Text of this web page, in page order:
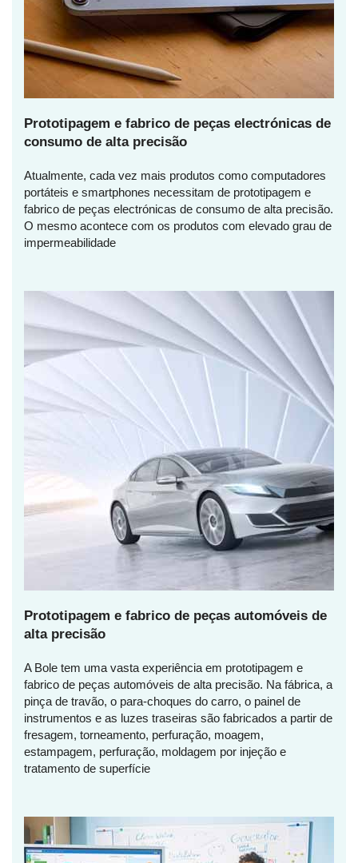
Prototipagem e fabrico de peças electrónicas de
consumo de alta precisão
Atualmente, cada vez mais produtos como computadores
portáteis e smartphones necessitam de prototipagem e
fabrico de peças electrónicas de consumo de alta precisão.
O mesmo acontece com os produtos com elevado grau de
impermeabilidade
Prototipagem e fabrico de peças automóveis de
alta precisão
A Bole tem uma vasta experiência em prototipagem e
fabrico de peças automóveis de alta precisão. Na fábrica, a
pinça de travão, o para-choques do carro, o painel de
instrumentos e as luzes traseiras são fabricados a partir de
fresagem, torneamento, perfuração, moagem,
estampagem, perfuração, moldagem por injeção e
tratamento de superfície